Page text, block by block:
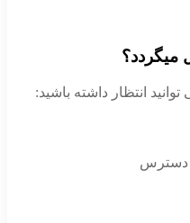
میگردد؟
انتظار داشته باشید:
دسترس